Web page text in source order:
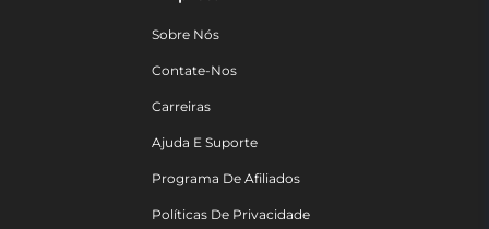
Sobre Nós
Contate-Nos
Carreiras
Ajuda E Suporte
Programa De Afiliados
Políticas De Privacidade